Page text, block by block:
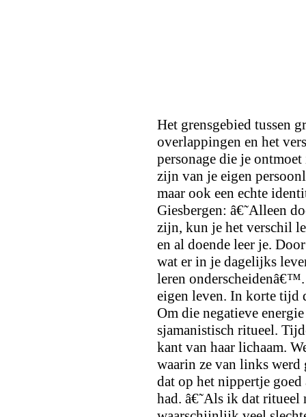
Het grensgebied tussen
overlappingen en het
personage die je
zijn van je eigen
maar ook een echte
Giesbergen: â€˜Alleen
zijn, kun je het verschil
en al doende leer je.
wat er in je dagelijks
leren
eigen leven. In korte tijd
Om die negatieve
sjamanistisch ritueel.
kant van haar lichaam.
waarin ze van links werd
dat op het nippertje
had. â€˜Als ik dat ritueel